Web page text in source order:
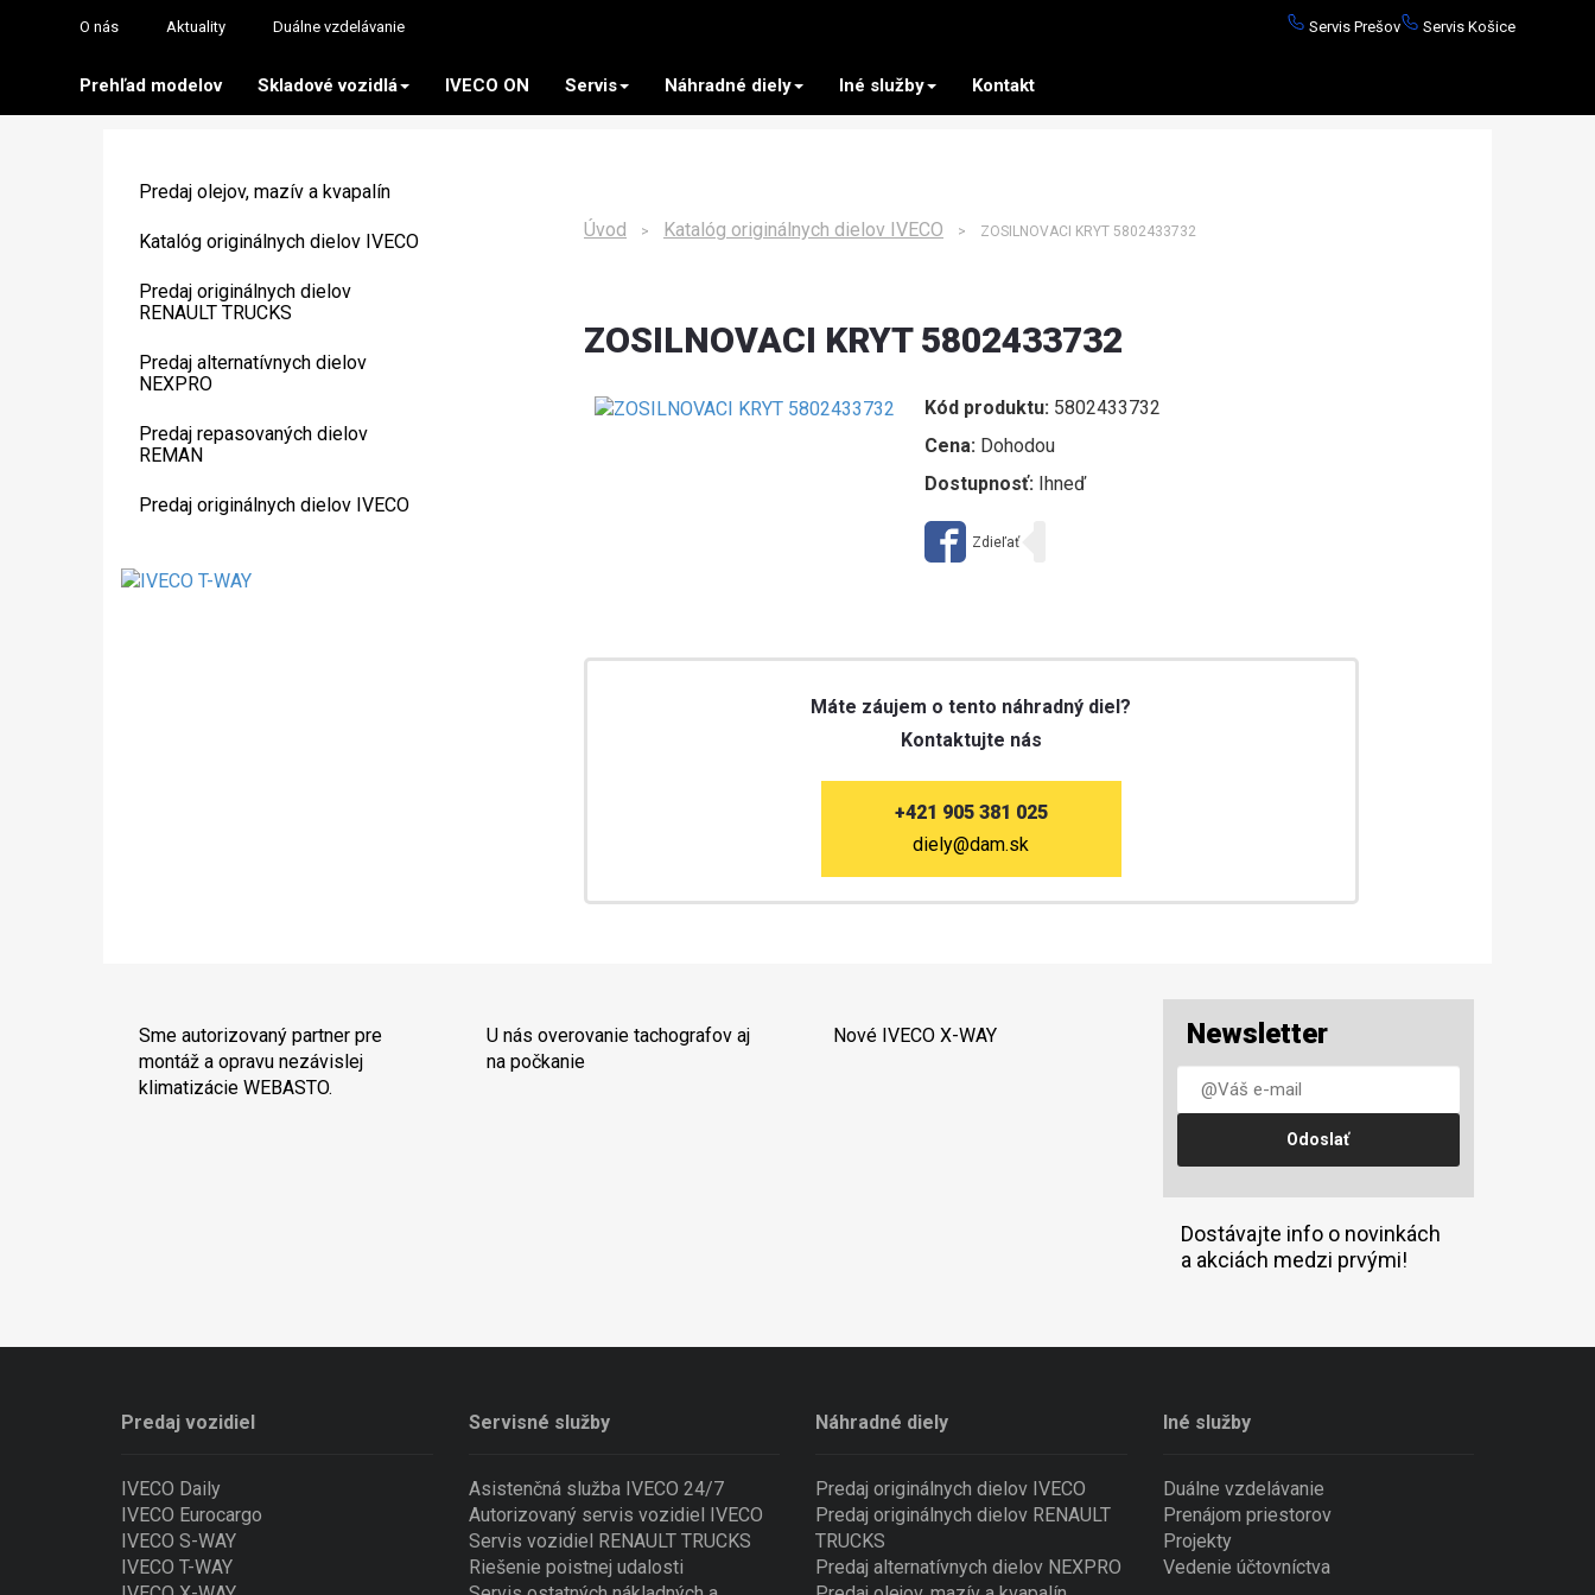
O nás Aktuality Duálne vzdelávanie Servis Prešov Servis Košice
Prehľad modelov Skladové vozidlá IVECO ON Servis Náhradné diely Iné služby Kontakt
Predaj olejov, mazív a kvapalín
Katalóg originálnych dielov IVECO
Predaj originálnych dielov
RENAULT TRUCKS
Predaj alternatívnych dielov
NEXPRO
Predaj repasovaných dielov
REMAN
Predaj originálnych dielov IVECO
Úvod > Katalóg originálnych dielov IVECO > ZOSILNOVACI KRYT 5802433732
ZOSILNOVACI KRYT 5802433732
Kód produktu:5802433732
Cena:Dohodou
Dostupnosť:Ihneď
Máte záujem o tento náhradný diel?
Kontaktujte nás
+421 905 381 025
diely@dam.sk
Sme autorizovaný partner pre
montáž a opravu nezávislej
klimatizácie WEBASTO.
U nás overovanie tachografov aj
na počkanie
Nové IVECO X-WAY Newsletter
Dostávajte info o novinkách
a akciách medzi prvými!
Predaj vozidiel
IVECO Daily
IVECO Eurocargo
IVECO S-WAY
IVECO T-WAY
Servisné služby
Asistenčná služba IVECO 24/7
Autorizovaný servis vozidiel IVECO
Servis vozidiel RENAULT TRUCKS
Riešenie poistnej udalosti
Náhradné diely
Predaj originálnych dielov IVECO
Predaj originálnych dielov RENAULT
TRUCKS
Predaj alternatívnych dielov NEXPRO
Iné služby
Duálne vzdelávanie
Prenájom priestorov
Projekty
Vedenie účtovníctva